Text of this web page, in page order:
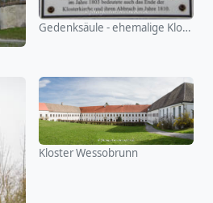
Gedenksäule - ehemalige Klosterkirche St. Peter
Kloster Wessobrunn